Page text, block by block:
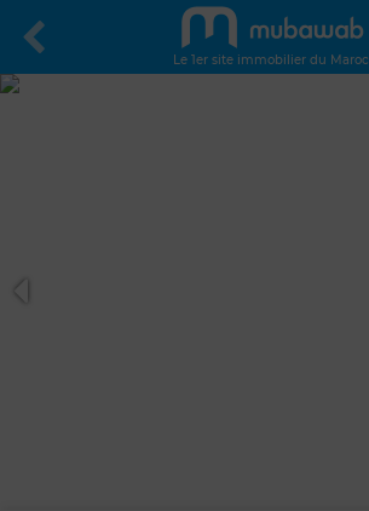
Le 1er site immobilier du Maroc